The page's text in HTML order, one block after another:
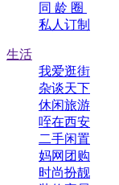
同 龄 圈
私人订制
生活
我爱逛街
杂谈天下
休闲旅游
咥在西安
二手闲置
妈网团购
时尚扮靓